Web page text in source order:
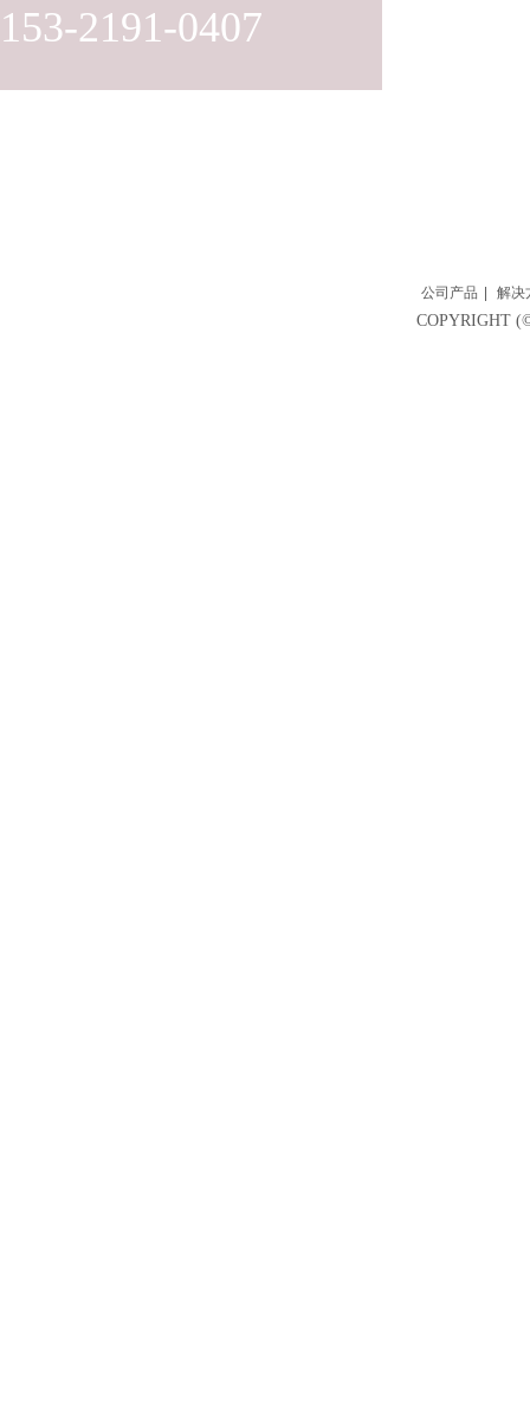
153-2191-0407
公司产品 解决
COPYRIGHT